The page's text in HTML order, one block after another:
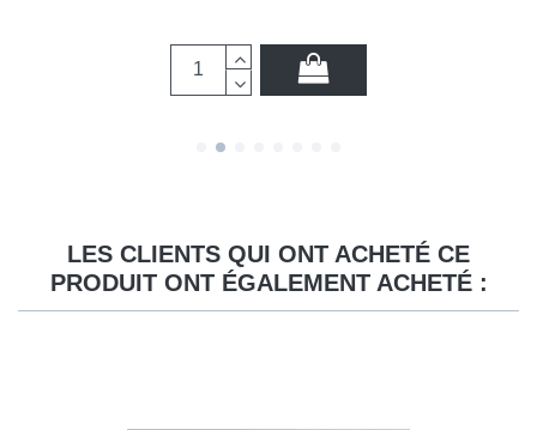
LES CLIENTS QUI ONT ACHETÉ CE
PRODUIT ONT ÉGALEMENT ACHETÉ :